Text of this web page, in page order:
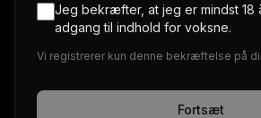
Jeg bekræfter, at jeg er mindst 18
adgang til indhold for voksne.
Vi registrerer kun denne bekræftelse på
Fortsæt